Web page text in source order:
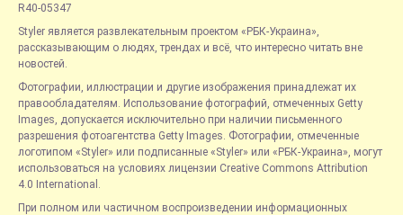
R40-05347
Styler является развлекательным проектом «РБК-Украина»,
рассказывающим о людях, трендах и всё, что интересно читать вне
новостей.
Фотографии, иллюстрации и другие изображения принадлежат их
правообладателям. Использование фотографий, отмеченных Getty
Images, допускается исключительно при наличии письменного
разрешения фотоагентства Getty Images. Фотографии, отмеченные
логотипом «Styler» или подписанные «Styler» или «РБК-Украина», могут
использоваться на условиях лицензии Creative Commons Attribution
4.0 International.
При полном или частичном воспроизведении информационных